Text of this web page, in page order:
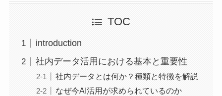
TOC
introduction
社内データ活用における基本と重要性
社内データとは何か？種類と特徴を解説
なぜ今AI活用が求められているのか